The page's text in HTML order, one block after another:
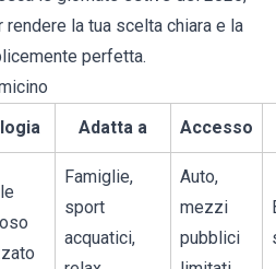
rendere la tua scelta chiara e la
perfetta.
Adatta a Accesso
Famiglie,
sport
acquatici,
Auto,
mezzi
pubblici